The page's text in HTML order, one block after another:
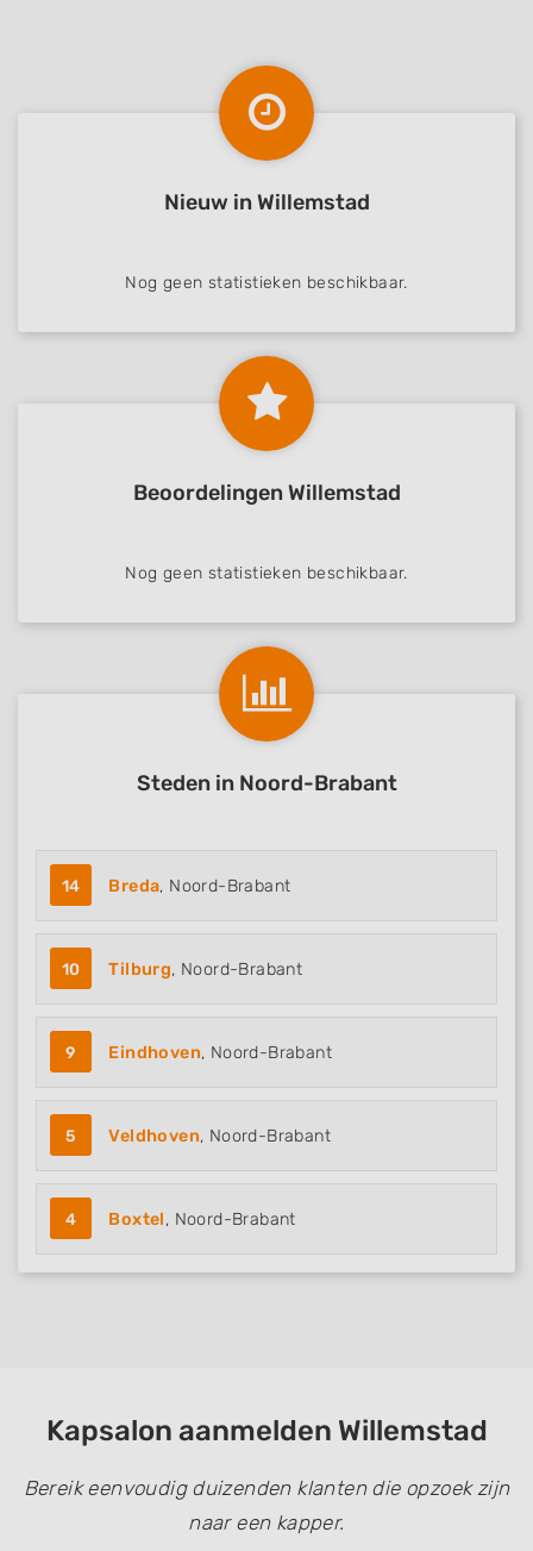
Nieuw in Willemstad
Nog geen statistieken beschikbaar.
Beoordelingen Willemstad
Nog geen statistieken beschikbaar.
Steden in Noord-Brabant
14 Breda, Noord-Brabant
10 Tilburg, Noord-Brabant
9 Eindhoven, Noord-Brabant
5 Veldhoven, Noord-Brabant
4 Boxtel, Noord-Brabant
Kapsalon aanmelden Willemstad
Bereik eenvoudig duizenden klanten die opzoek zijn
naar een kapper.